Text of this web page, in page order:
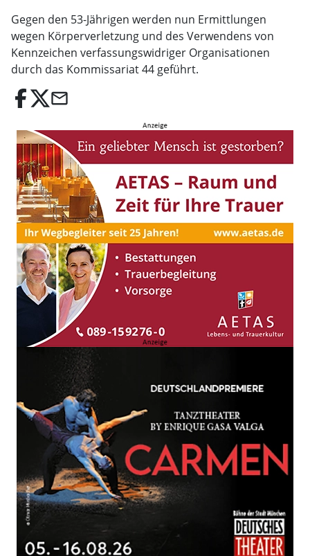
Gegen den 53-Jährigen werden nun Ermittlungen
wegen Körperverletzung und des Verwendens von
Kennzeichen verfassungswidriger Organisationen
durch das Kommissariat 44 geführt.
email